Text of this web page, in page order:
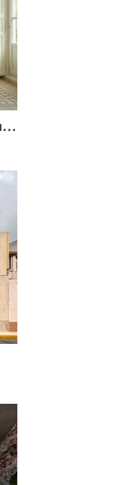
Apartamento Ciutat Vella / Balzar Arquitectos